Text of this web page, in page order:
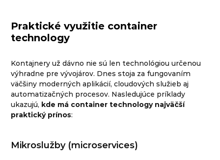
Praktické využitie container
technology
Kontajnery už dávno nie sú len technológiou určenou
výhradne pre vývojárov. Dnes stoja za fungovaním
väčšiny moderných aplikácií, cloudových služieb aj
automatizačných procesov. Nasledujúce príklady
ukazujú, kde má container technology najväčší
praktický prínos:
Mikroslužby (microservices)